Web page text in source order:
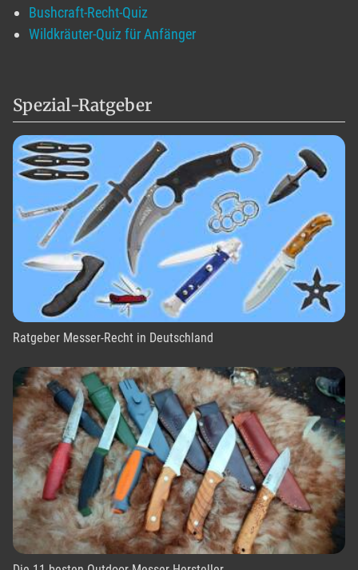
Bushcraft-Recht-Quiz
Wildkräuter-Quiz für Anfänger
Spezial-Ratgeber
Ratgeber Messer-Recht in Deutschland